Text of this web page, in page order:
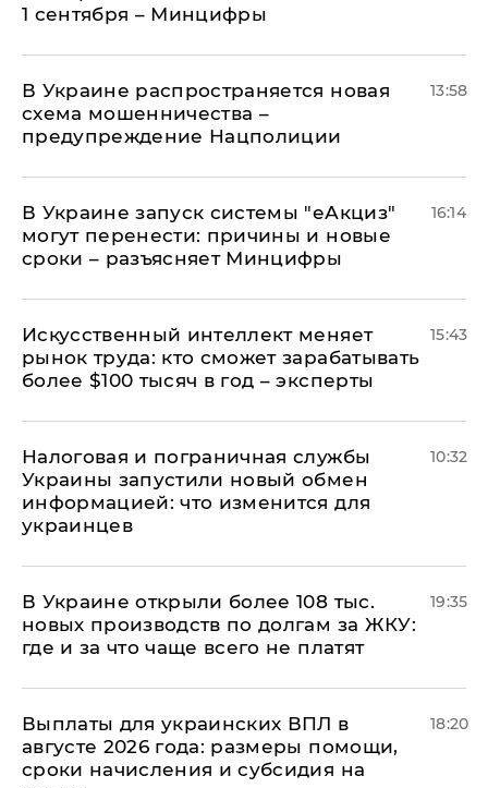
1 сентября – Минцифры
В Украине распространяется новая
схема мошенничества –
предупреждение Нацполиции
13:58
В Украине запуск системы "еАкциз"
могут перенести: причины и новые
сроки – разъясняет Минцифры
16:14
Искусственный интеллект меняет
рынок труда: кто сможет зарабатывать
более $100 тысяч в год – эксперты
15:43
Налоговая и пограничная службы
Украины запустили новый обмен
информацией: что изменится для
украинцев
10:32
В Украине открыли более 108 тыс.
новых производств по долгам за ЖКУ:
где и за что чаще всего не платят
19:35
Выплаты для украинских ВПЛ в
августе 2026 года: размеры помощи,
сроки начисления и субсидия на
18:20